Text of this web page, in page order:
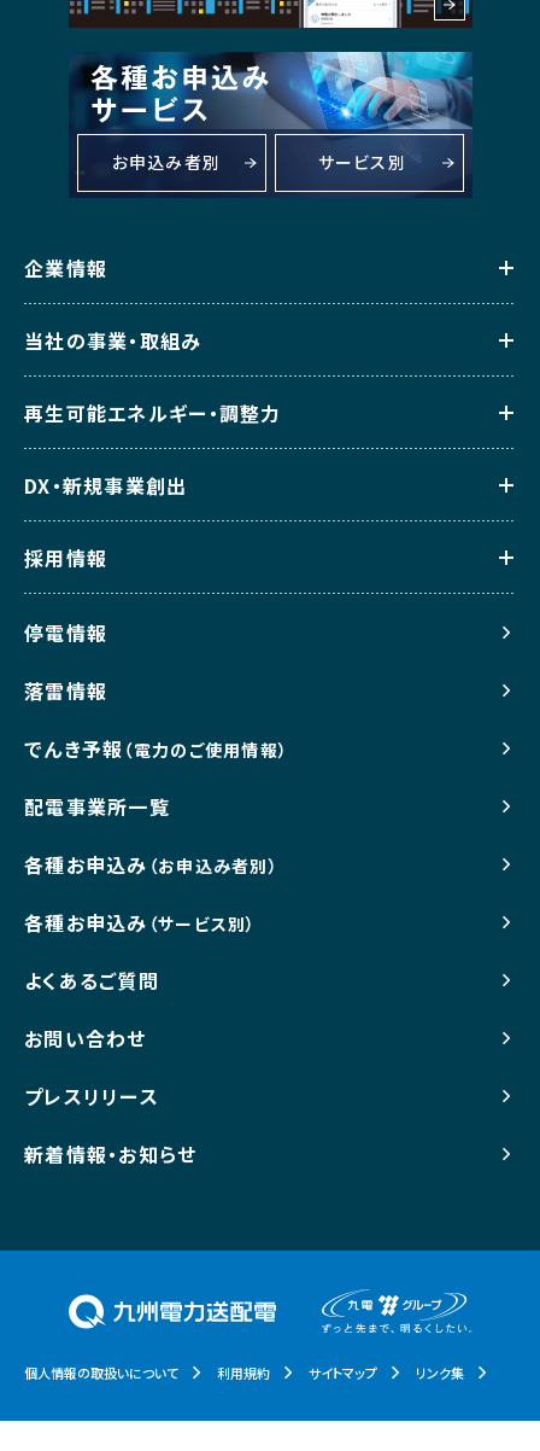
お申込み者別 サービス別
企業情報
当社の事業・取組み
再生可能エネルギー・調整力
DX・新規事業創出
採用情報
停電情報
落雷情報
でんき予報 （電力のご使用情報）
配電事業所一覧
各種お申込み （お申込み者別）
各種お申込み （サービス別）
よくあるご質問
お問い合わせ
プレスリリース
新着情報・お知らせ
個人情報の取扱いについて 利用規約 サイトマップ リンク集